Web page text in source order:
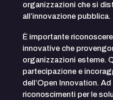
organizzazioni che si
all’innovazione pubblica.
È importante
innovative che
organizzazioni esterne.
partecipazione e
dell’Open Innovation.
riconoscimenti per le